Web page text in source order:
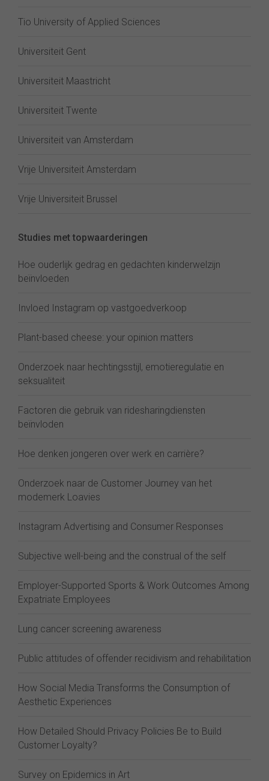
Tio University of Applied Sciences
Universiteit Gent
Universiteit Maastricht
Universiteit Twente
Universiteit van Amsterdam
Vrije Universiteit Amsterdam
Vrije Universiteit Brussel
Studies met topwaarderingen
Hoe ouderlijk gedrag en gedachten kinderwelzijn
beïnvloeden
Invloed Instagram op vastgoedverkoop
Plant-based cheese: your opinion matters
Onderzoek naar hechtingsstijl, emotieregulatie en
seksualiteit
Factoren die gebruik van ridesharingdiensten
beïnvloden
Hoe denken jongeren over werk en carrière?
Onderzoek naar de Customer Journey van het
modemerk Loavies
Instagram Advertising and Consumer Responses
Subjective well-being and the construal of the self
Employer-Supported Sports & Work Outcomes Among
Expatriate Employees
Lung cancer screening awareness
Public attitudes of offender recidivism and rehabilitation
How Social Media Transforms the Consumption of
Aesthetic Experiences
How Detailed Should Privacy Policies Be to Build
Customer Loyalty?
Survey on Epidemics in Art